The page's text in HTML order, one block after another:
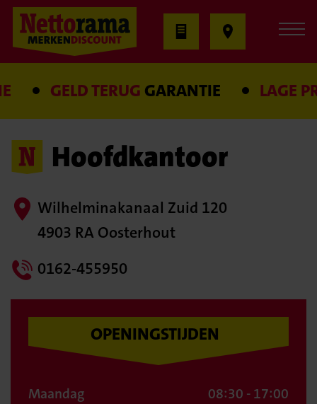
GELD TERUGGARANTIE LAGE
Hoofdkantoor
Wilhelminakanaal Zuid 120
4903 RA Oosterhout
0162-455950
OPENINGSTIJDEN
Maandag
08:30 - 17:00